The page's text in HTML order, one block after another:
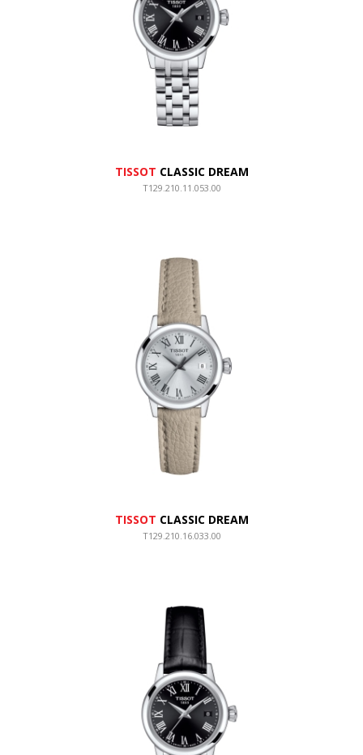
TISSOT CLASSIC DREAM
T129.210.11.053.00
TISSOT CLASSIC DREAM
T129.210.16.033.00